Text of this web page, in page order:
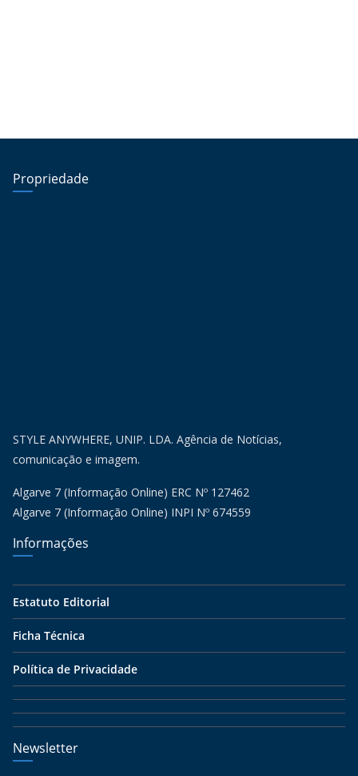
Propriedade
STYLE ANYWHERE, UNIP. LDA. Agência de Notícias,
comunicação e imagem.
Algarve 7 (Informação Online) ERC Nº 127462
Algarve 7 (Informação Online) INPI Nº 674559
Informações
Estatuto Editorial
Ficha Técnica
Política de Privacidade
Newsletter